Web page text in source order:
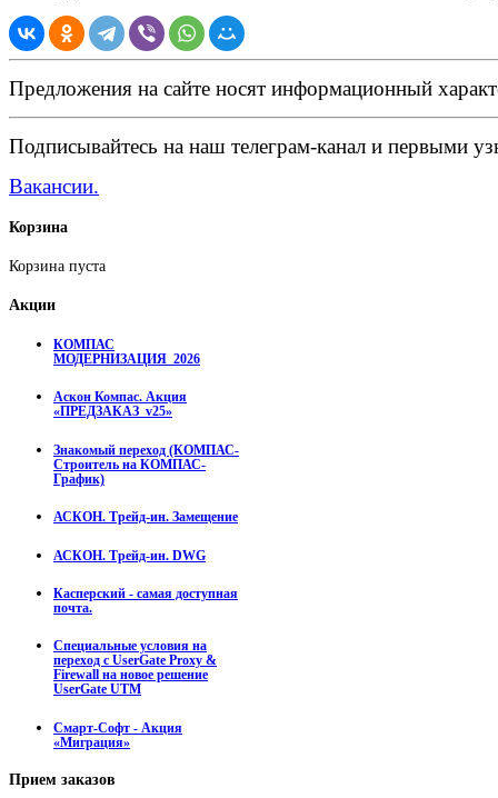
Предложения на сайте носят информационный
Подписывайтесь на наш телеграм-канал и первыми
Вакансии.
Корзина
Корзина пуста
Акции
КОМПАС
МОДЕРНИЗАЦИЯ_2026
Аскон Компас. Акция
«ПРЕДЗАКАЗ_v25»
Знакомый переход (КОМПАС-
Строитель на КОМПАС-
График)
АСКОН. Трейд-ин. Замещение
АСКОН. Трейд-ин. DWG
Касперский - самая доступная
почта.
Специальные условия на
переход с UserGate Proxy &
Firewall на новое решение
UserGate UTM
Смарт-Софт - Акция
«Миграция»
Прием заказов